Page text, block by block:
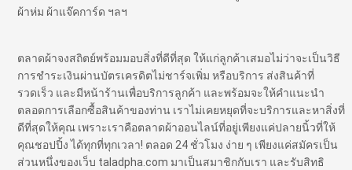
ผ้าห่ม ผ้าแจ๊คการ์ด ฯลฯ
ตลาดผ้าจงสถิตย์พร้อมมอบสิ่งที่ดีที่สุด ให้แก่ลูกค้าเสมอไม่ว่าจะเป็นวิธี
การชำระเงินผ่านบัตรเครดิตไม่ชาร์จเพิ่ม หรือบริการ ส่งสินค้าที่
รวดเร็ว และมีหน้าร้านเพื่อบริการลูกค้า และพร้อมจะให้คำแนะนำ
ตลอดการเลือกซื้อสินค้าของท่าน เราไม่เคยหยุดที่จะบริการและหาสิ่งที่
ดีที่สุดให้คุณ เพราะเราคือตลาดผ้าออนไลน์ที่อยู่เพียงแค่ปลายนิ้วที่ให้
คุณชอปปิ้ง ได้ทุกที่ทุกเวลา! ตลอด 24 ชั่วโมง ง่าย ๆ เพียงแค่สมัครเป็น
ส่วนหนึ่งของเว็บ taladpha.com มาเป็นสมาชิกกับเรา และรับสิทธิ